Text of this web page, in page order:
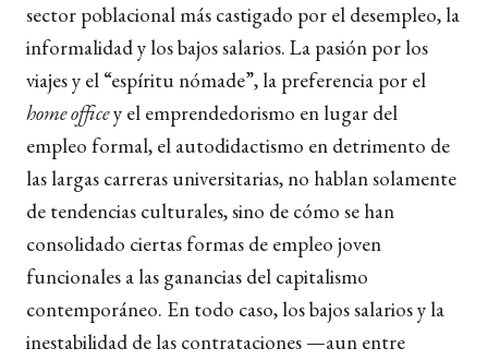
sector poblacional más castigado por el desempleo, la
informalidad y los bajos salarios. La pasión por los
viajes y el “espíritu nómade”, la preferencia por el
home officey el emprendedorismo en lugar del
empleo formal, el autodidactismo en detrimento de
las largas carreras universitarias, no hablan solamente
de tendencias culturales, sino de cómo se han
consolidado ciertas formas de empleo joven
funcionales a las ganancias del capitalismo
contemporáneo. En todo caso, los bajos salarios y la
inestabilidad de las contrataciones —aun entre